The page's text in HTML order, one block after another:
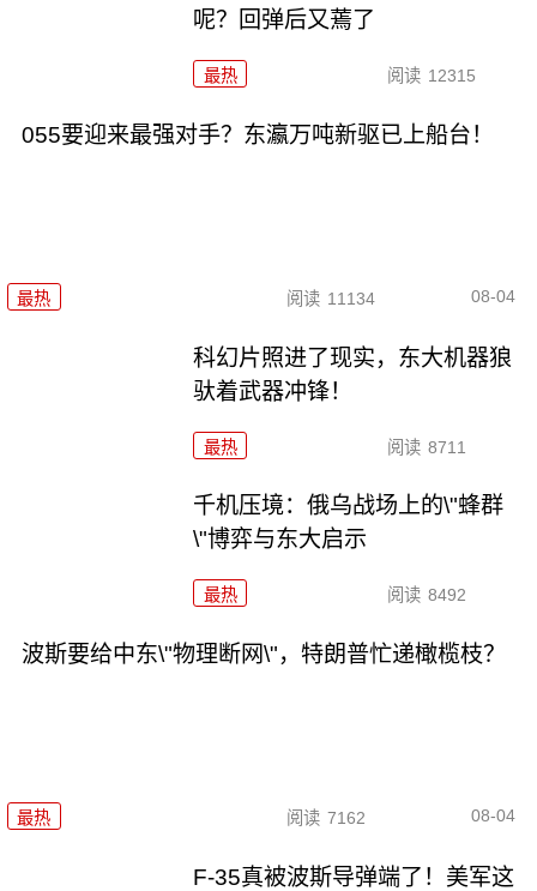
呢？回弹后又蔫了
最热 阅读 12315
055要迎来最强对手？东瀛万吨新驱已上船台！
最热 阅读 11134 08-04
科幻片照进了现实，东大机器狼
驮着武器冲锋！
最热 阅读 8711
千机压境：俄乌战场上的\"蜂群
\"博弈与东大启示
最热 阅读 8492
波斯要给中东\"物理断网\"，特朗普忙递橄榄枝？
最热 阅读 7162 08-04
F-35真被波斯导弹端了！美军这